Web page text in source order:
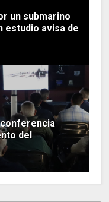
un submarino
estudio avisa de
del